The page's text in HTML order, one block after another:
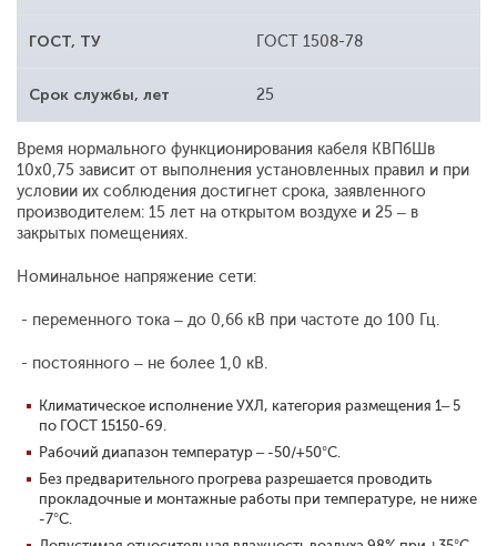
ГОСТ, ТУ ГОСТ 1508-78
Срок службы, лет 25
Время нормального функционирования кабеля КВПбШв
10х0,75 зависит от выполнения установленных правил и при
условии их соблюдения достигнет срока, заявленного
производителем: 15 лет на открытом воздухе и 25 – в
закрытых помещениях.
Номинальное напряжение сети:
- переменного тока – до 0,66 кВ при частоте до 100 Гц.
- постоянного – не более 1,0 кВ.
Климатическое исполнение УХЛ, категория размещения 1– 5
по ГОСТ 15150-69.
Рабочий диапазон температур – -50/+50°С.
Без предварительного прогрева разрешается проводить
прокладочные и монтажные работы при температуре, не ниже
-7°С.